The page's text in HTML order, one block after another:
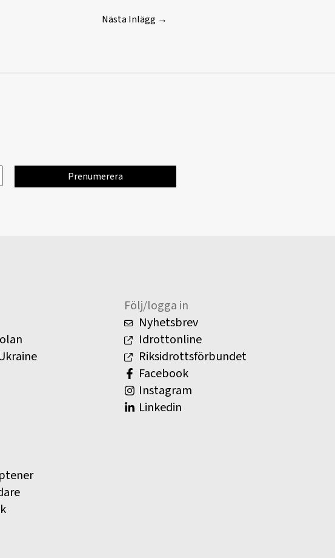
Nästa Inlägg →
Följ/logga in
Nyhetsbrev
Idrottonline
Riksidrottsförbundet
Facebook
Instagram
Linkedin